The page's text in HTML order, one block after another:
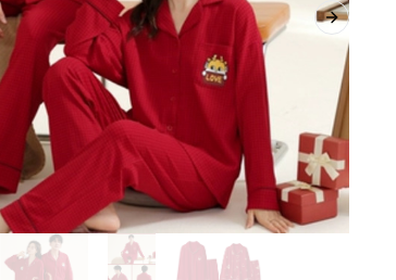
Next slide